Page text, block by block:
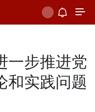
一步推进党
和实践问题